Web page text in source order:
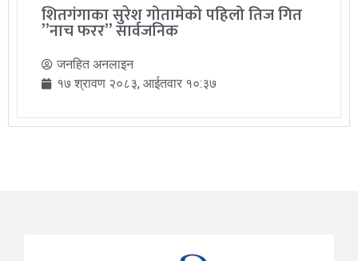
शितगंगाका सुरेश गोतामेको पहिलो तिज गित
”नाच फरर” सार्वजनिक
जनहित अनलाइन
१७ श्रावण २०८३, आईतवार १०:३७